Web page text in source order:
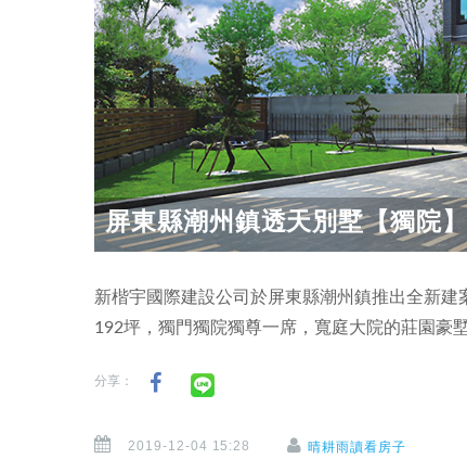
屏東縣潮州鎮透天別墅【獨院
新楷宇國際建設公司於屏東縣潮州鎮推出全新
192坪，獨門獨院獨尊一席，寬庭大院的莊園豪
分享：
2019-12-04 15:28 晴耕雨讀看房子